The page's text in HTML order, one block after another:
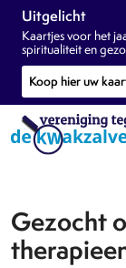
Uitgelicht
Kaartjes voor het
spiritualiteit en
Koop hier uw
Gezocht